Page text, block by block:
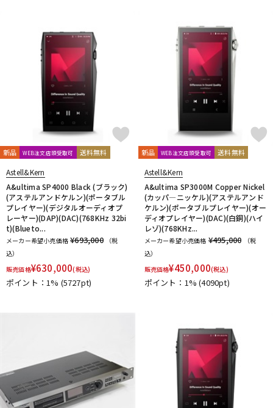
新品 WEB注文店頭受取可 送料無料
Astell&Kern
A&ultima SP4000 Black (ブラック)
(アステルアンドケルン)(ポータブル
プレイヤー)(デジタルオーディオプ
レーヤー)(DAP)(DAC)(768KHz 32bi
t)(Blueto...
メーカー希望小売価格 ¥693,000
（税
込）
販売価格¥630,000(税込)
ポイント：1% (5727pt)
新品 WEB注文店頭受取可 送料無料
Astell&Kern
A&ultima SP3000M Copper Nickel
(カッパ―ニッケル)(アステルアンド
ケルン)(ポータブルプレイヤー)(オー
ディオプレイヤー)(DAC)(白銅)(ハイ
レゾ)(768KHz...
メーカー希望小売価格 ¥495,000
（税
込）
販売価格¥450,000(税込)
ポイント：1%(4090pt)